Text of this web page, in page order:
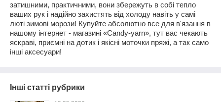
затишними, практичними, вони збережуть в собі тепло
ваших рук і надійно захистять від холоду навіть у самі
люті зимові морози! Купуйте абсолютно все для в'язання в
нашому інтернет - магазині «Candy-yarn», тут вас чекають
яскраві, приємні на дотик і якісні моточки пряжі, а так само
інші аксесуари!
Інші статті рубрики